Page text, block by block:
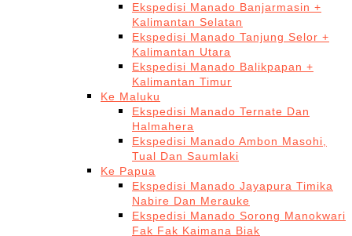
Ekspedisi Manado Banjarmasin +
Kalimantan Selatan
Ekspedisi Manado Tanjung Selor +
Kalimantan Utara
Ekspedisi Manado Balikpapan +
Kalimantan Timur
Ke Maluku
Ekspedisi Manado Ternate Dan
Halmahera
Ekspedisi Manado Ambon Masohi,
Tual Dan Saumlaki
Ke Papua
Ekspedisi Manado Jayapura Timika
Nabire Dan Merauke
Ekspedisi Manado Sorong Manokwari
Fak Fak Kaimana Biak